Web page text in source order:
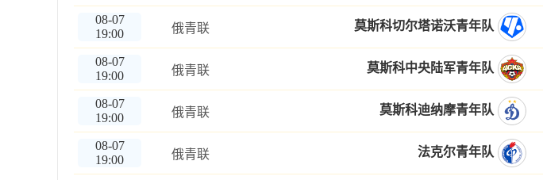
08-07
19:00
俄青联 莫斯科切尔塔诺沃青年队
08-07
19:00
俄青联 莫斯科中央陆军青年队
08-07
19:00
俄青联 莫斯科迪纳摩青年队
08-07
19:00
俄青联 法克尔青年队